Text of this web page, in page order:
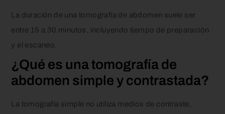
La duración de una tomografía de abdomen suele ser
entre 15 a 30 minutos, incluyendo tiempo de preparación
y el escaneo.
¿Qué es una tomografía de
abdomen simple y contrastada?
La tomografía simple no utiliza medios de contraste,